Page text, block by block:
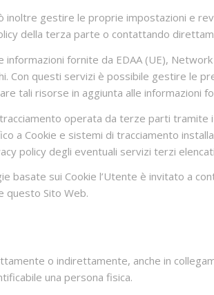
inoltre gestire le proprie impostazioni e
della terza parte o contattando
fornite da EDAA (UE),
Con questi servizi è possibile gestire
tali risorse in aggiunta alle informazioni
operata da terze parti
a Cookie e sistemi di tracciamento
policy degli eventuali servizi terzi
basate sui Cookie l’Utente è invitato a
questo Sito Web.
o indirettamente, anche in
una persona fisica.